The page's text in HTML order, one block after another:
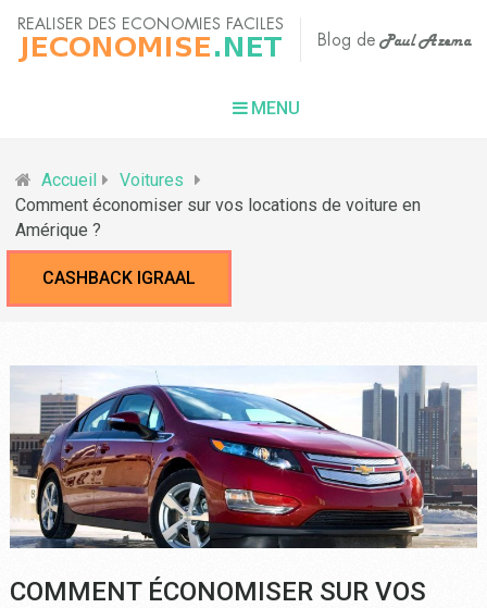
MENU
Accueil
Voitures
Comment économiser sur vos locations de voiture en
Amérique ?
CASHBACK IGRAAL
COMMENT ÉCONOMISER SUR VOS